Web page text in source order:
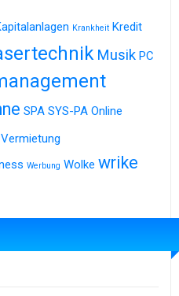
Krankheit Kredit
Musik PC
SPA SYS-PA Online
Vermietung
Werbung Wolke wrike